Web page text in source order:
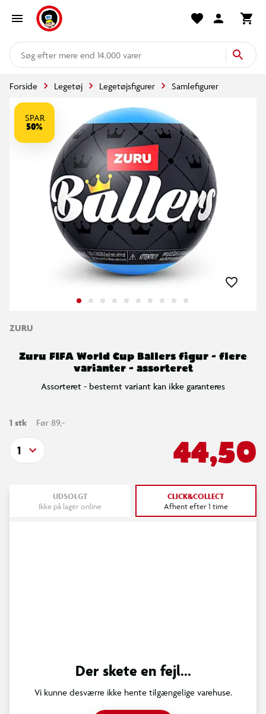
mere end 14.000 varer
Forside Legetøj Legetøjsfigurer Samlefigurer
SPAR
50%
ZURU
Zuru FIFA World Cup Ballers figur - flere
varianter - assorteret
Assorteret - bestemt variant kan ikke garanteres
1 stk Før 89,-
44,50
1
UDSOLGT
Ikke på lager online
CLICK&COLLECT
Afhent efter 1 time
Der skete en fejl...
Vi kunne desværre ikke hente tilgængelige varehuse.